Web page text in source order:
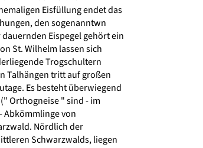
Eisfüllung endet das
den sogenanntwn
Eispegel gehört ein
St. Wilhelm lassen sich
Trogschultern
Talhängen tritt auf großen
Es besteht überwiegend
Orthogneise " sind - im
Abkömmlinge von
Nördlich der
Schwarzwalds, liegen